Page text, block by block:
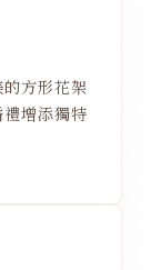
方形花架
增添獨特